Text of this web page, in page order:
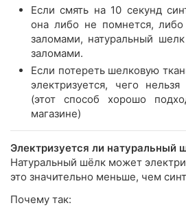
Если смять на 10 секунд
она либо не помнется,
заломами, натуральный
заломами.
Если потереть шелковую
электризуется, чего
(этот способ хорошо
магазине)
Электризуется ли натуральный
Натуральный шёлк может
это значительно меньше, чем
Почему так: